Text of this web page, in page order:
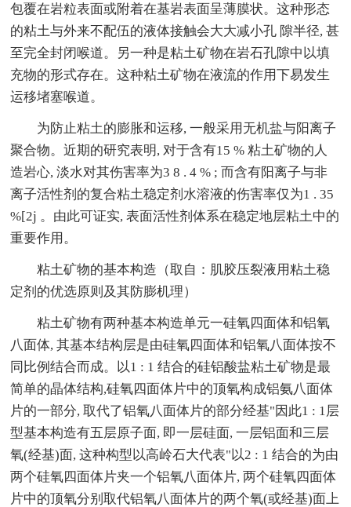
包覆在岩粒表面或附着在基岩表面呈薄膜状。这种形态
的粘土与外来不配伍的液体接触会大大减小孔 隙半径, 甚
至完全封闭喉道。另一种是粘土矿物在岩石孔隙中以填
充物的形式存在。这种粘土矿物在液流的作用下易发生
运移堵塞喉道。
为防止粘土的膨胀和运移, 一般采用无机盐与阳离子
聚合物。近期的研究表明, 对于含有15 % 粘土矿物的人
造岩心, 淡水对其伤害率为3 8 . 4 % ; 而含有阳离子与非
离子活性剂的复合粘土稳定剂水溶液的伤害率仅为1 . 35
%[2j 。由此可证实, 表面活性剂体系在稳定地层粘土中的
重要作用。
粘土矿物的基本构造（取自：肌胶压裂液用粘土稳
定剂的优选原则及其防膨机理）
粘土矿物有两种基本构造单元一硅氧四面体和铝氧
八面体, 其基本结构层是由硅氧四面体和铝氧八面体按不
同比例结合而成。以1 : 1 结合的硅铝酸盐粘土矿物是最
简单的晶体结构,硅氧四面体片中的顶氧构成铝氨八面体
片的一部分, 取代了铝氧八面体片的部分经基"因此1 : 1层
型基本构造有五层原子面, 即一层硅面, 一层铝面和三层
氧(经基)面, 这种构型以高岭石大代表"以2 : 1 结合的为由
两个硅氧四面体片夹一个铝氧八面体片, 两个硅氧四面体
片中的顶氧分别取代铝氧八面体片的两个氧(或经基)面上